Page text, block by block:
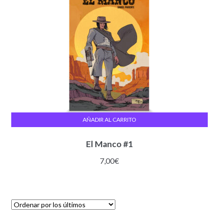
pueden
elegir
en
la
página
de
producto
El Manco #1
7,00€
AÑADIR AL CARRITO